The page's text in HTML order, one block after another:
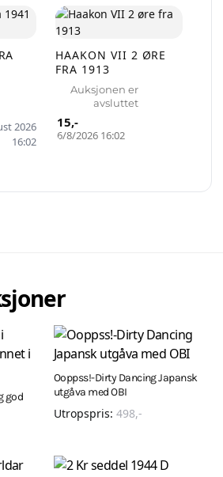
2026
16:02
HAAKON VII 2 ØRE
FRA 1913
Auksjonen er
avsluttet
6/8/2026 16:02
15,-
god
Ooppss!-Dirty Dancing Japansk
utgåva med OBI
Utropspris: 498,-